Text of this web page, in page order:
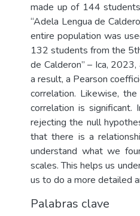
made up of 144
“Adela Lengua de
entire population was
132 students from the
de Calderon” – Ica,
a result, a Pearson
correlation. Likewise,
correlation is
rejecting the null
that there is a
understand what we
scales. This helps us
us to do a more detailed
Palabras clave